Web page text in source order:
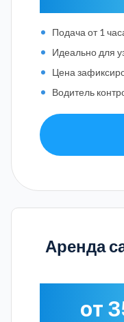
Подача от 1
Идеально для
Цена
Водитель
Аренда
от